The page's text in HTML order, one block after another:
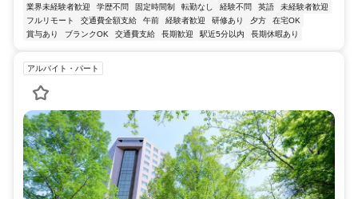
業界未経験者歓迎 学歴不問 固定時間制 転勤なし 経験不問 英語
未経験者歓迎
フルリモート
交通費全額支給 午前 経験者歓迎 研修あり 夕方
在宅OK
賞与あり
ブランクOK 交通費支給 長期歓迎 駅近5分以内 長期休暇あり
アルバイト・パート